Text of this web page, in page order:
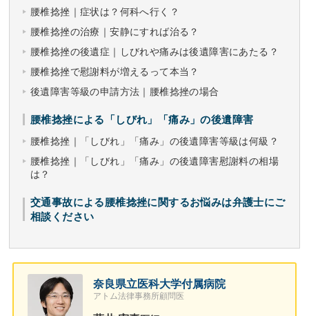
腰椎捻挫｜症状は？何科へ行く？
腰椎捻挫の治療｜安静にすれば治る？
腰椎捻挫の後遺症｜しびれや痛みは後遺障害にあたる？
腰椎捻挫で慰謝料が増えるって本当？
後遺障害等級の申請方法｜腰椎捻挫の場合
腰椎捻挫による「しびれ」「痛み」の後遺障害
腰椎捻挫｜「しびれ」「痛み」の後遺障害等級は何級？
腰椎捻挫｜「しびれ」「痛み」の後遺障害慰謝料の相場
は？
交通事故による腰椎捻挫に関するお悩みは弁護士にご
相談ください
奈良県立医科大学付属病院
アトム法律事務所顧問医